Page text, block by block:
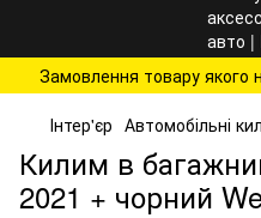
Замовлення товару якого
Інтер'єр Автомобільні
Килим в
2021 + чорний